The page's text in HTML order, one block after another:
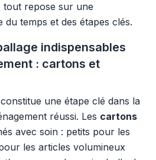
tout repose sur une
temps et des étapes clés.
indispensables
: cartons et
constitue une étape clé dans la
réussi. Les cartons
avec soin : petits pour les
les articles volumineux